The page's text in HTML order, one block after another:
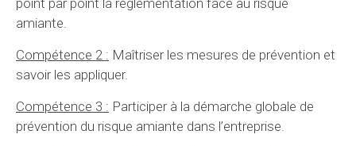
point par point la réglementation face au risque
amiante.
Compétence 2 : Maîtriser les mesures de prévention et
savoir les appliquer.
Compétence 3 : Participer à la démarche globale de
prévention du risque amiante dans l’entreprise.